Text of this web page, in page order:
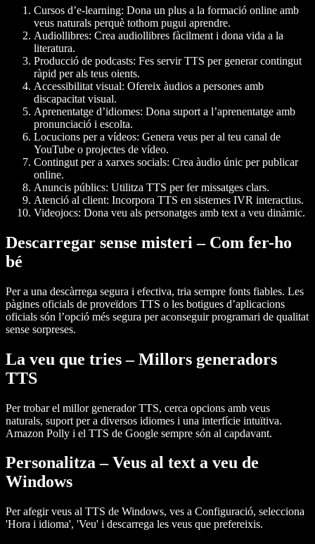
Cursos d’e-learning: Dona un plus a la formació online amb
veus naturals perquè tothom pugui aprendre.
Audiollibres: Crea audiollibres fàcilment i dona vida a la
literatura.
Producció de podcasts: Fes servir TTS per generar contingut
ràpid per als teus oients.
Accessibilitat visual: Ofereix àudios a persones amb
discapacitat visual.
Aprenentatge d’idiomes: Dona suport a l’aprenentatge amb
pronunciació i escolta.
Locucions per a vídeos: Genera veus per al teu canal de
YouTube o projectes de vídeo.
Contingut per a xarxes socials: Crea àudio únic per publicar
online.
Anuncis públics: Utilitza TTS per fer missatges clars.
Atenció al client: Incorpora TTS en sistemes IVR interactius.
Videojocs: Dona veu als personatges amb text a veu dinàmic.
Descarregar sense misteri – Com fer-ho
bé
Per a una descàrrega segura i efectiva, tria sempre fonts fiables. Les
pàgines oficials de proveïdors TTS o les botigues d’aplicacions
oficials són l’opció més segura per aconseguir programari de qualitat
sense sorpreses.
La veu que tries – Millors generadors
TTS
Per trobar el millor generador TTS, cerca opcions amb veus
naturals, suport per a diversos idiomes i una interfície intuïtiva.
Amazon Polly i el TTS de Google sempre són al capdavant.
Personalitza – Veus al text a veu de
Windows
Per afegir veus al TTS de Windows, ves a Configuració, selecciona
'Hora i idioma', 'Veu' i descarrega les veus que prefereixis.